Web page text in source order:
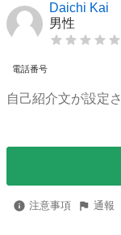
Daichi Kai
男性
電話番号
自己紹介文が設定
注意事項 通報